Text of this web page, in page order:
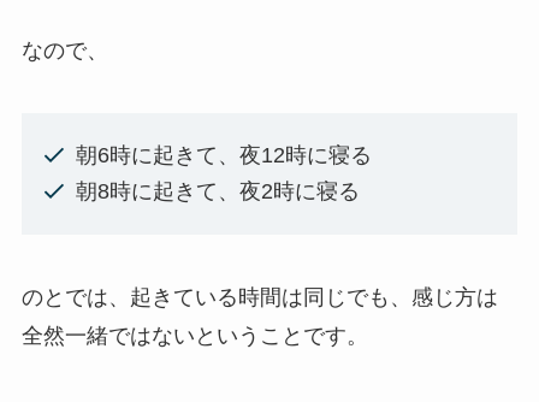
なので、
朝6時に起きて、夜12時に寝る
朝8時に起きて、夜2時に寝る
のとでは、起きている時間は同じでも、感じ方は
全然一緒ではないということです。